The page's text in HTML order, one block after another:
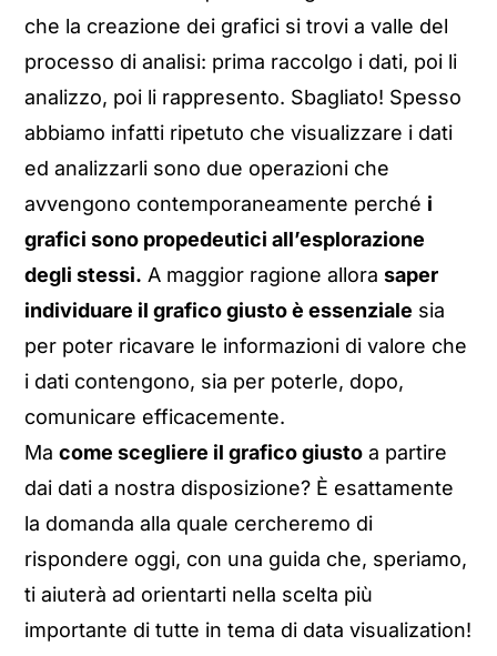
che la creazione dei grafici si trovi a valle del
processo di analisi: prima raccolgo i dati, poi li
analizzo, poi li rappresento. Sbagliato! Spesso
abbiamo infatti ripetuto che visualizzare i dati
ed analizzarli sono due operazioni che
avvengono contemporaneamente perché i
grafici sono propedeutici all’esplorazione
degli stessi. A maggior ragione allorasaper
individuare il grafico giusto è essenziale sia
per poter ricavare le informazioni di valore che
i dati contengono, sia per poterle, dopo,
comunicare efficacemente.
Macome scegliere il grafico giusto a partire
dai dati a nostra disposizione? È esattamente
la domanda alla quale cercheremo di
rispondere oggi, con una guida che, speriamo,
ti aiuterà ad orientarti nella scelta più
importante di tutte in tema di data visualization!